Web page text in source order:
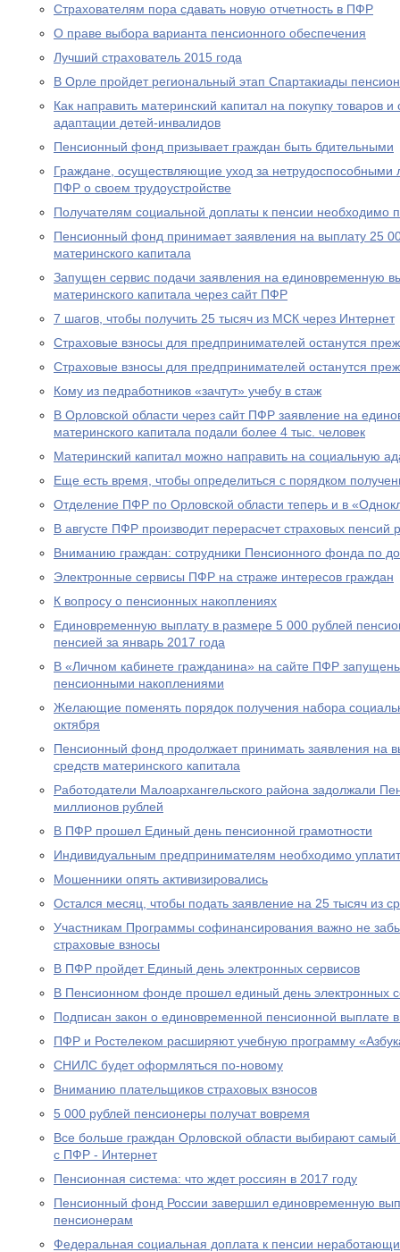
Страхователям пора сдавать новую отчетность в ПФР
О праве выбора варианта пенсионного обеспечения
Лучший страхователь 2015 года
В Орле пройдет региональный этап Спартакиады
Как направить материнский капитал на покупку товаров
адаптации детей-инвалидов
Пенсионный фонд призывает граждан быть бдительными
Граждане, осуществляющие уход за
ПФР о своем трудоустройстве
Получателям социальной доплаты к пенсии необходимо
Пенсионный фонд принимает заявления на выплату 25
материнского капитала
Запущен сервис подачи заявления на единовременную
материнского капитала через сайт ПФР
7 шагов, чтобы получить 25 тысяч из МСК через Интернет
Страховые взносы для предпринимателей останутся
Страховые взносы для предпринимателей останутся
Кому из педработников «зачтут» учебу в стаж
В Орловской области через сайт ПФР заявление на
материнского капитала подали более 4 тыс. человек
Материнский капитал можно направить на социальную
Еще есть время, чтобы определиться с порядком
Отделение ПФР по Орловской области теперь и в
В августе ПФР производит перерасчет страховых
Вниманию граждан: сотрудники Пенсионного фонда по
Электронные сервисы ПФР на страже интересов граждан
К вопросу о пенсионных накоплениях
Единовременную выплату в размере 5 000 рублей
пенсией за январь 2017 года
В «Личном кабинете гражданина» на сайте ПФР
пенсионными накоплениями
Желающие поменять порядок получения набора
октября
Пенсионный фонд продолжает принимать заявления на
средств материнского капитала
Работодатели Малоархангельского района задолжали
миллионов рублей
В ПФР прошел Единый день пенсионной грамотности
Индивидуальным предпринимателям необходимо
Мошенники опять активизировались
Остался месяц, чтобы подать заявление на 25 тысяч из
Участникам Программы софинансирования важно не
страховые взносы
В ПФР пройдет Единый день электронных сервисов
В Пенсионном фонде прошел единый день электронных
Подписан закон о единовременной пенсионной выплате
ПФР и Ростелеком расширяют учебную программу
СНИЛС будет оформляться по-новому
Вниманию плательщиков страховых взносов
5 000 рублей пенсионеры получат вовремя
Все больше граждан Орловской области выбирают
с ПФР - Интернет
Пенсионная система: что ждет россиян в 2017 году
Пенсионный фонд России завершил единовременную
пенсионерам
Федеральная социальная доплата к пенсии